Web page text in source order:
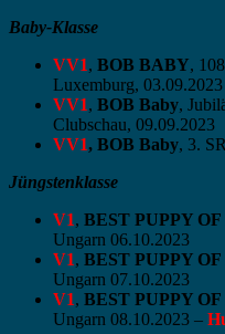
Baby-Klasse
VV1, BOB BABY,
Luxemburg, 03.09.2023
VV1, BOB Baby,
Clubschau, 09.09.2023
VV1, BOB Baby, 3.
Jüngstenklasse
V1, BEST PUPPY
Ungarn 06.10.2023
V1, BEST PUPPY
Ungarn 07.10.2023
V1, BEST PUPPY
Ungarn 08.10.2023 –